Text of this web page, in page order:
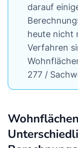
darauf
heute nicht
Verfahren
277 /